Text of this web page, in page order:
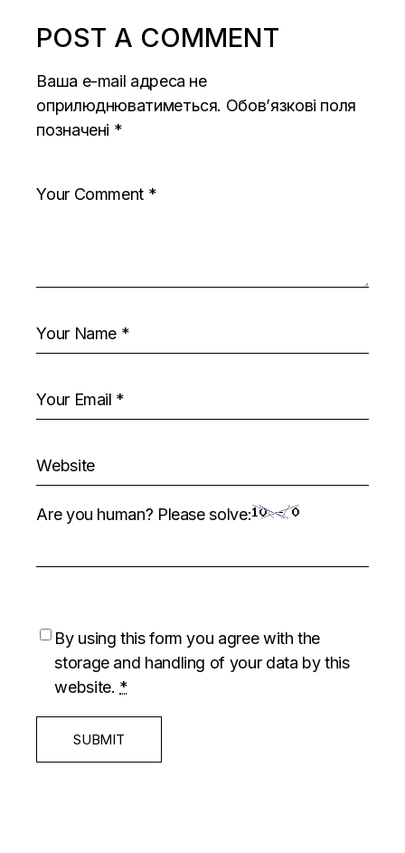
POST A COMMENT
Ваша e-mail адреса не
оприлюднюватиметься. Обов’язкові поля
позначені *
Are you human? Please solve:
By using this form you agree with the
storage and handling of your data by this
website. *
SUBMIT